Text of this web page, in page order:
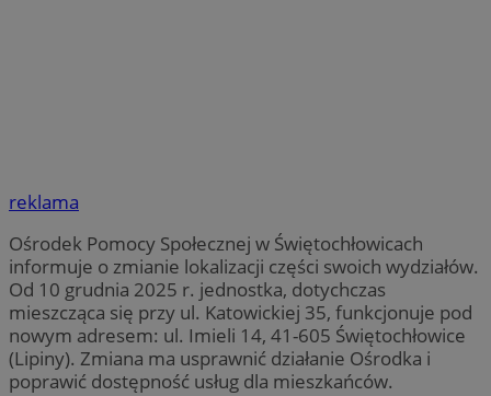
reklama
Ośrodek Pomocy Społecznej w Świętochłowicach
informuje o zmianie lokalizacji części swoich wydziałów.
Od 10 grudnia 2025 r. jednostka, dotychczas
mieszcząca się przy ul. Katowickiej 35, funkcjonuje pod
nowym adresem: ul. Imieli 14, 41-605 Świętochłowice
(Lipiny). Zmiana ma usprawnić działanie Ośrodka i
poprawić dostępność usług dla mieszkańców.